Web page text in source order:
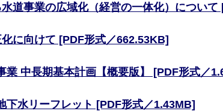
道事業の広域化（経営の一体化）につい
に向けて [PDF形式／662.53KB]
業 中長期基本計画【概要版】 [PDF形式／
下水リーフレット [PDF形式／1.43MB]